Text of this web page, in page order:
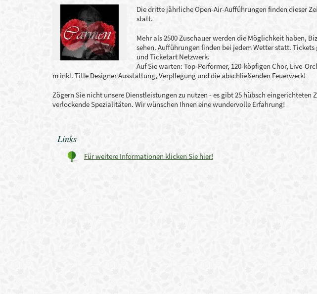
Diedritte jährlicheOpen-Air-Aufführungen finden dieser
statt.
Mehr als 2500Zuschauer werden die Möglichkeit haben,
sehen. Aufführungen finden bei jedem Wetter statt. Tickets
undTicketart Netzwerk.
Auf Sie warten: Top-Performer, 120-köpfigen Chor, Live-
m inkl. Title DesignerAusstattung, Verpflegung und die abschließenden Feuerwerk!
Zögern Sie nicht unsere Dienstleistungen zu nutzen - es gibt25 hübsch eingerichteten
verlockendeSpezialitäten. Wir wünschen Ihnen einewundervolle Erfahrung!
Links
Für weitere Informationen klicken Sie hier!